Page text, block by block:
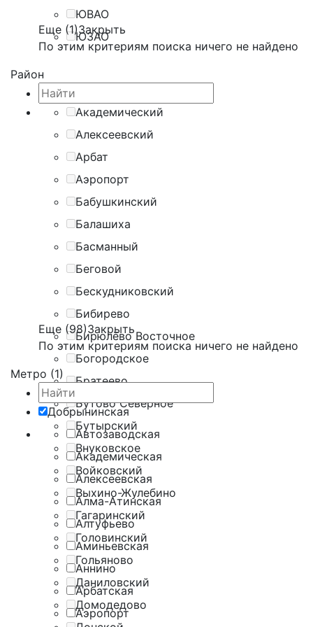
ЮВАО
ЮЗАО
Еще (1)Закрыть
По этим критериям поиска ничего не найдено
Район
Академический
Алексеевский
Арбат
Аэропорт
Бабушкинский
Балашиха
Басманный
Беговой
Бескудниковский
Бибирево
Бирюлёво Восточное
Богородское
Братеево
Бутово Северное
Бутырский
Внуковское
Войковский
Выхино-Жулебино
Гагаринский
Головинский
Гольяново
Даниловский
Домодедово
Еще (98)Закрыть
По этим критериям поиска ничего не найдено
Метро (1)
Добрынинская
Автозаводская
Академическая
Алексеевская
Алма-Атинская
Алтуфьево
Аминьевская
Аннино
Арбатская
Аэропорт